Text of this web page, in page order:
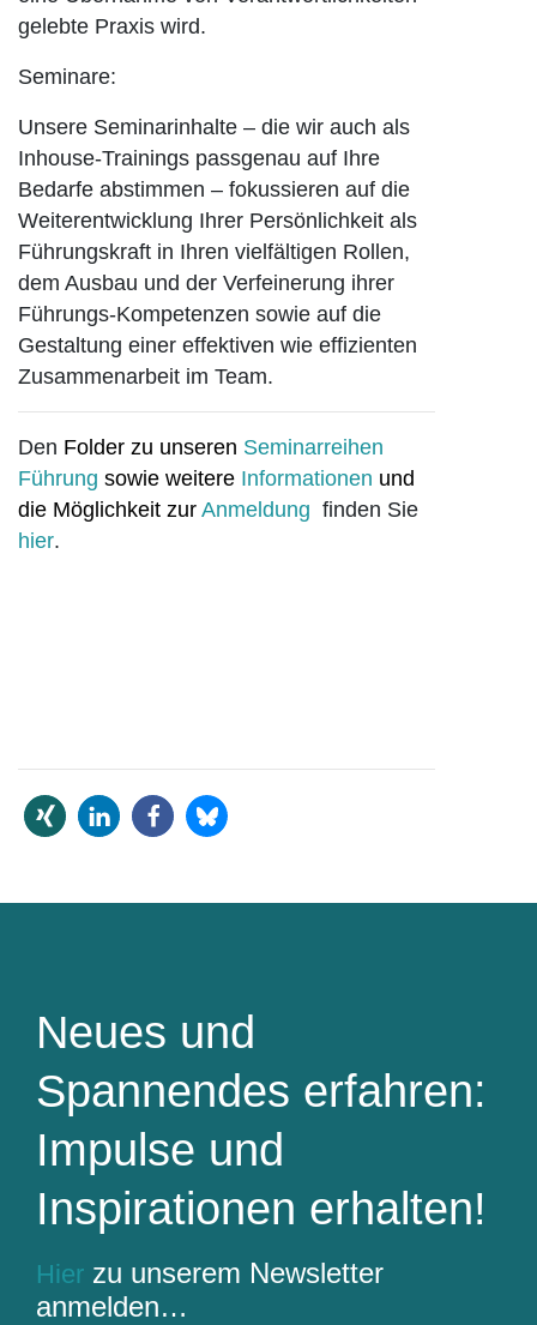
gelebte Praxis wird.
Seminare:
Unsere Seminarinhalte – die wir auch als
Inhouse-Trainings passgenau auf Ihre
Bedarfe abstimmen – fokussieren auf die
Weiterentwicklung Ihrer Persönlichkeit als
Führungskraft in Ihren vielfältigen Rollen,
dem Ausbau und der Verfeinerung ihrer
Führungs-Kompetenzen sowie auf die
Gestaltung einer effektiven wie effizienten
Zusammenarbeit im Team.
Den Folder zu unseren Seminarreihen
Führung sowie weitere Informationen und
die Möglichkeit zur Anmeldung finden Sie
hier.
Neues und
Spannendes erfahren:
Impulse und
Inspirationen erhalten!
Hier zu unserem Newsletter
anmelden…